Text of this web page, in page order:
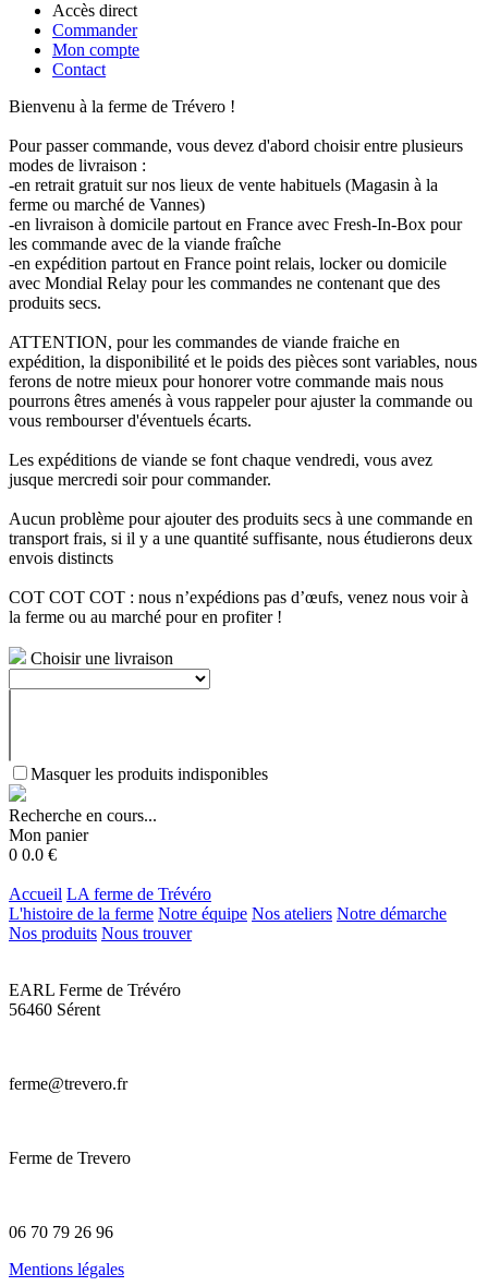
Accès direct
Commander
Mon compte
Contact
Bienvenu à la ferme de Trévero !
Pour passer commande, vous devez d'abord choisir entre plusieurs
modes de livraison :
-en retrait gratuit sur nos lieux de vente habituels (Magasin à la
ferme ou marché de Vannes)
-en livraison à domicile partout en France avec Fresh-In-Box pour
les commande avec de la viande fraîche
-en expédition partout en France point relais, locker ou domicile
avec Mondial Relay pour les commandes ne contenant que des
produits secs.
ATTENTION, pour les commandes de viande fraiche en
expédition, la disponibilité et le poids des pièces sont variables, nous
ferons de notre mieux pour honorer votre commande mais nous
pourrons êtres amenés à vous rappeler pour ajuster la commande ou
vous rembourser d'éventuels écarts.
Les expéditions de viande se font chaque vendredi, vous avez
jusque mercredi soir pour commander.
Aucun problème pour ajouter des produits secs à une commande en
transport frais, si il y a une quantité suffisante, nous étudierons deux
envois distincts
COT COT COT : nous n’expédions pas d’œufs, venez nous voir à
la ferme ou au marché pour en profiter !
Choisir une livraison
Masquer les produits indisponibles
Recherche en cours...
Mon panier
0 0.0 €
Accueil LA ferme de Trévéro
L'histoire de la ferme Notre équipe Nos ateliers Notre démarche
Nos produits Nous trouver
EARL Ferme de Trévéro
56460 Sérent
ferme@trevero.fr
Ferme de Trevero
06 70 79 26 96
Mentions légales